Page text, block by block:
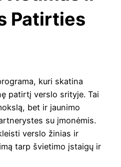
Patirties
kuri skatina
patirtį verslo srityje. Tai
bet ir jaunimo
su įmonėmis.
verslo žinias ir
tarp švietimo įstaigų ir